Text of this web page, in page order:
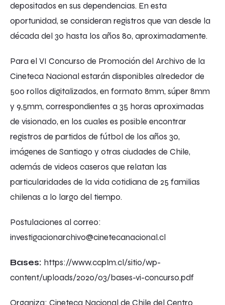
depositados en sus dependencias. En esta
oportunidad, se consideran registros que van desde la
década del 30 hasta los años 80, aproximadamente.
Para el VI Concurso de Promoción del Archivo de la
Cineteca Nacional estarán disponibles alrededor de
500 rollos digitalizados, en formato 8mm, súper 8mm
y 9,5mm, correspondientes a 35 horas aproximadas
de visionado, en los cuales es posible encontrar
registros de partidos de fútbol de los años 30,
imágenes de Santiago y otras ciudades de Chile,
además de videos caseros que relatan las
particularidades de la vida cotidiana de 25 familias
chilenas a lo largo del tiempo.
Postulaciones al correo:
investigacionarchivo@cinetecanacional.cl
Bases: https://www.ccplm.cl/sitio/wp-
content/uploads/2020/03/bases-vi-concurso.pdf
Organiza: Cineteca Nacional de Chile del Centro